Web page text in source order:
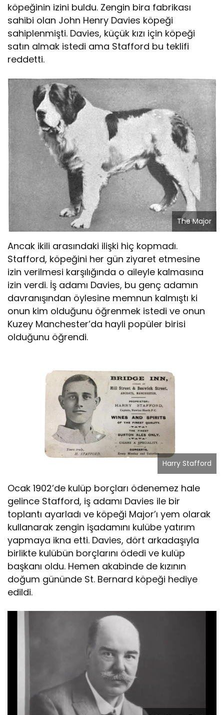
köpeğinin izini buldu. Zengin bira fabrikası
sahibi olan John Henry Davies köpeği
sahiplenmişti. Davies, küçük kızı için köpeği
satın almak istedi ama Stafford bu teklifi
reddetti.
The Major
Ancak ikili arasındaki ilişki hiç kopmadı.
Stafford, köpeğini her gün ziyaret etmesine
izin verilmesi karşılığında o aileyle kalmasına
izin verdi. İş adamı Davies, bu genç adamın
davranışından öylesine memnun kalmıştı ki
onun kim olduğunu öğrenmek istedi ve onun
Kuzey Manchester’da hayli popüler birisi
olduğunu öğrendi.
Harry Stafford
Ocak 1902’de kulüp borçları ödenemez hale
gelince Stafford, iş adamı Davies ile bir
toplantı ayarladı ve köpeği Major’ı yem olarak
kullanarak zengin işadamını kulübe yatırım
yapmaya ikna etti. Davies, dört arkadaşıyla
birlikte kulübün borçlarını ödedi ve kulüp
başkanı oldu. Hemen akabinde de kızının
doğum gününde St. Bernard köpeği hediye
edildi.